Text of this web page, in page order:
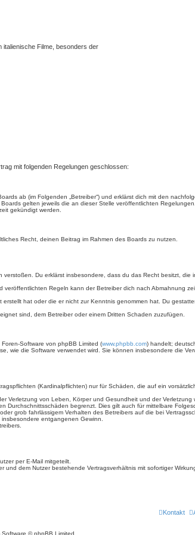
Filme, besonders der
mit folgenden Regelungen geschlossen:
ab (im Folgenden „Betreiber“) und erklärst dich mit den
gelten jeweils die an dieser Stelle veröffentlichten Regelungen.
gekündigt werden.
Recht, deinen Beitrag im Rahmen des Boards zu nutzen.
Du erklärst insbesondere, dass du das Recht besitzt,
Regeln kann der Betreiber dich nach Abmahnung
hat oder die er nicht zur Kenntnis genommen hat. Du
sind, dem Betreiber oder einem Dritten Schaden zuzufügen.
Foren-Software von phpBB Limited (www.phpbb.com) handelt;
wie die Software verwendet wird. Sie können insbesondere die
(Kardinalpflichten) nur für Schäden, die auf ein
von Leben, Körper und Gesundheit und der Verletzung
begrenzt. Dies gilt auch für mittelbare
grob fahrlässigem Verhalten des Betreibers auf die bei
entgangenen Gewinn.
per E-Mail mitgeteilt.
dem Nutzer bestehende Vertragsverhältnis mit sofortiger
Kontakt
Software © phpBB Limited